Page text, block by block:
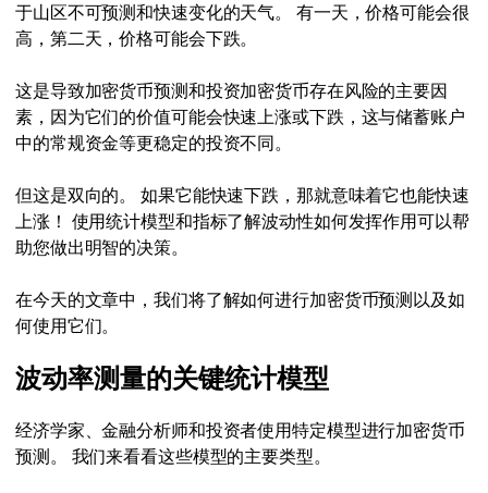
于山区不可预测和快速变化的天气。 有一天，价格可能会很
高，第二天，价格可能会下跌。
这是导致加密货币预测和投资加密货币存在风险的主要因
素，因为它们的价值可能会快速上涨或下跌，这与储蓄账户
中的常规资金等更稳定的投资不同。
但这是双向的。 如果它能快速下跌，那就意味着它也能快速
上涨！ 使用统计模型和指标了解波动性如何发挥作用可以帮
助您做出明智的决策。
在今天的文章中，我们将了解如何进行加密货币预测以及如
何使用它们。
波动率测量的关键统计模型
经济学家、金融分析师和投资者使用特定模型进行加密货币
预测。 我们来看看这些模型的主要类型。